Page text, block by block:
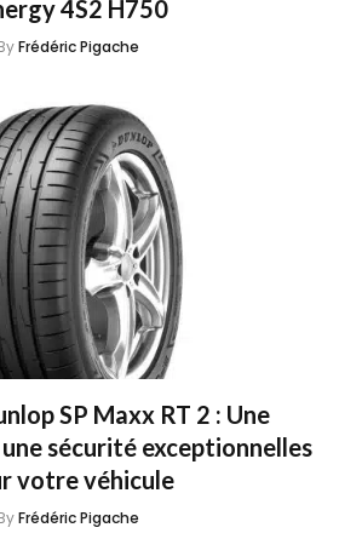
4S2 H750
Frédéric Pigache
SP Maxx RT 2 : Une
sécurité exceptionnelles
votre véhicule
Frédéric Pigache